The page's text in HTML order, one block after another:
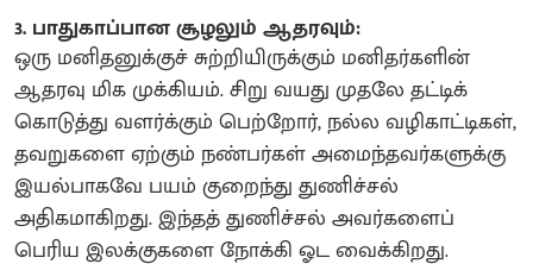
3. பாதுகாப்பான சூழலும் ஆதரவும்:
ஒரு மனிதனுக்குச் சுற்றியிருக்கும் மனிதர்களின்
ஆதரவு மிக முக்கியம். சிறு வயது முதலே தட்டிக்
கொடுத்து வளர்க்கும் பெற்றோர், நல்ல வழிகாட்டிகள்,
தவறுகளை ஏற்கும் நண்பர்கள் அமைந்தவர்களுக்கு
இயல்பாகவே பயம் குறைந்து துணிச்சல்
அதிகமாகிறது. இந்தத் துணிச்சல் அவர்களைப்
பெரிய இலக்குகளை நோக்கி ஓட வைக்கிறது.